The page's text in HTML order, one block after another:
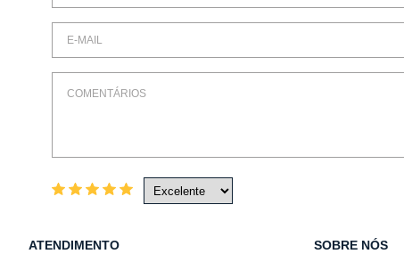
ATENDIMENTO SOBRE NÓS